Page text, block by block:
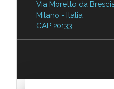
Via Moretto da
Milano - Italia
CAP 20133